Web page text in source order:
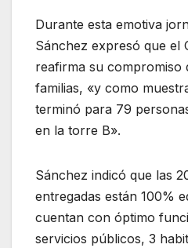
Durante esta emotiva
Sánchez expresó que el
reafirma su compromiso
familias, «y como
terminó para 79
en la torre B».
Sánchez indicó que las
entregadas están 100%
cuentan con óptimo
servicios públicos, 3